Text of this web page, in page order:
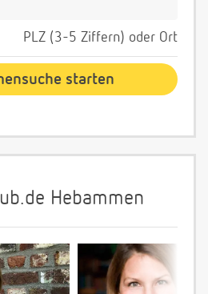
PLZ (3-5 Ziffern) oder Ort
Hebammen